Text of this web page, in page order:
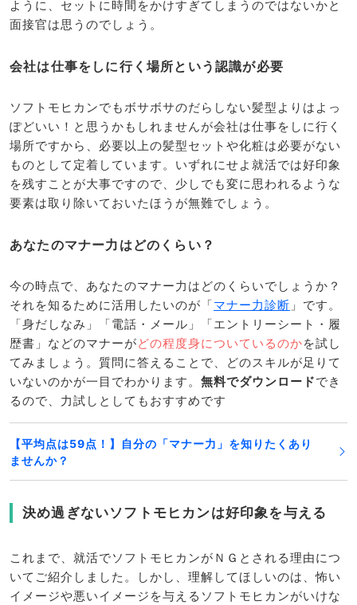
ように、セットに時間をかけすぎてしまうのではないかと
面接官は思うのでしょう。
会社は仕事をしに行く場所という認識が必要
ソフトモヒカンでもボサボサのだらしない髪型よりはよっ
ぽどいい！と思うかもしれませんが会社は仕事をしに行く
場所ですから、必要以上の髪型セットや化粧は必要がない
ものとして定着しています。いずれにせよ就活では好印象
を残すことが大事ですので、少しでも変に思われるような
要素は取り除いておいたほうが無難でしょう。
あなたのマナー力はどのくらい？
今の時点で、あなたのマナー力はどのくらいでしょうか？
それを知るために活用したいのが「マナー力診断 」です。
「身だしなみ」「電話・メール」「エントリーシート・履
歴書」などのマナーがどの程度身についているのかを試し
てみましょう。質問に答えることで、どのスキルが足りて
いないのかが一目でわかります。 無料でダウンロードでき
るので、力試しとしてもおすすめです
【平均点は59点！】自分の「マナー力」を知りたくあり
ませんか？
決め過ぎないソフトモヒカンは好印象を与える
これまで、就活でソフトモヒカンがＮＧとされる理由につ
いてご紹介しました。しかし、理解してほしいのは、怖い
イメージや悪いイメージを与えるソフトモヒカンがいけな